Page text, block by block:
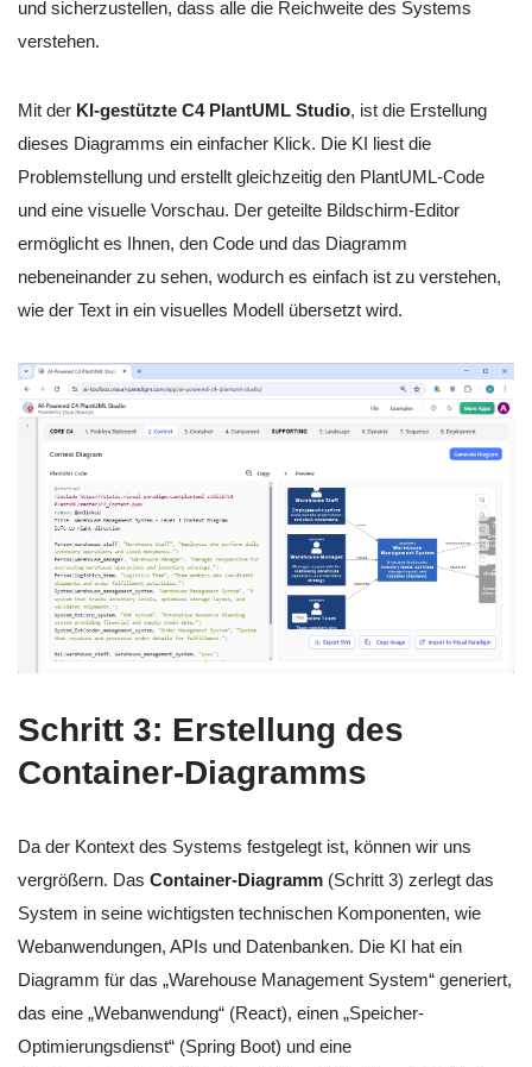
und sicherzustellen, dass alle die Reichweite des Systems
verstehen.
Mit der KI-gestützte C4 PlantUML Studio, ist die Erstellung
dieses Diagramms ein einfacher Klick. Die KI liest die
Problemstellung und erstellt gleichzeitig den PlantUML-Code
und eine visuelle Vorschau. Der geteilte Bildschirm-Editor
ermöglicht es Ihnen, den Code und das Diagramm
nebeneinander zu sehen, wodurch es einfach ist zu verstehen,
wie der Text in ein visuelles Modell übersetzt wird.
Schritt 3: Erstellung des
Container-Diagramms
Da der Kontext des Systems festgelegt ist, können wir uns
vergrößern. Das Container-Diagramm (Schritt 3) zerlegt das
System in seine wichtigsten technischen Komponenten, wie
Webanwendungen, APIs und Datenbanken. Die KI hat ein
Diagramm für das „Warehouse Management System“ generiert,
das eine „Webanwendung“ (React), einen „Speicher-
Optimierungsdienst“ (Spring Boot) und eine